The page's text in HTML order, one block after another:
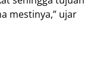
mestinya,” ujar